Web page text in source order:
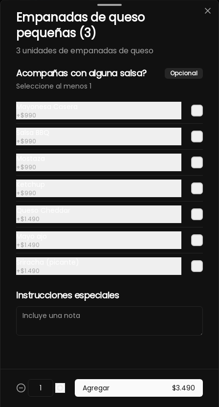
Ceviche del Chef.
Camaron, pulpo, salmon, palta,
cilantro, cebolla morada, rocotto,
Envuelto en pollo, frito en panco.
$9.490
EBI MAGURO ACEVICHON
Frito en panco, cubierto con atun
fresco, salsa acevichada y toques
Envuelto en palta, cubierto con
salmon fresco, salsa acevichada y
Frito en panco, cubierto con pulpo y
salsa acevichada, toques de
shichimi. Camaron furay, queso,
Empanadas de queso
pequeñas (3)
3 unidades de empanadas de queso
Acompañas con alguna salsa? Opcional
Seleccione al menos 1
+$990
+$990
+$990
+$990
+$1.490
+$1.490
+$1.490
Instrucciones especiales
Agregar $3.490